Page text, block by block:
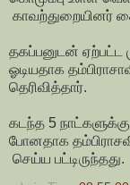
காவற்துறையினர்
தகப்பனுடன் ஏற்பட்ட
ஓடியதாக
தெரிவித்தார்.
கடந்த 5
போனதாக
செய்ய பட்டிருந்தது.